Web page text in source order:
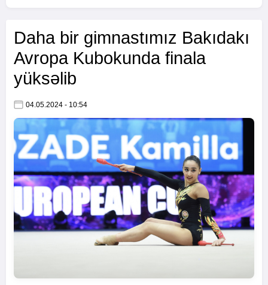
Daha bir gimnastımız Bakıdakı
Avropa Kubokunda finala
yüksəlib
04.05.2024 - 10:54